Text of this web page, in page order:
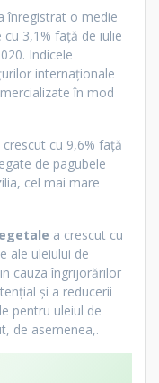
înregistrat o medie
3,1% față de iulie
Indicele
internaționale
în mod
crescut cu 9,6% față
de pagubele
cel mai mare
a crescut cu
ale uleiului de
cauza îngrijorărilor
și a reducerii
pentru uleiul de
de asemenea,.